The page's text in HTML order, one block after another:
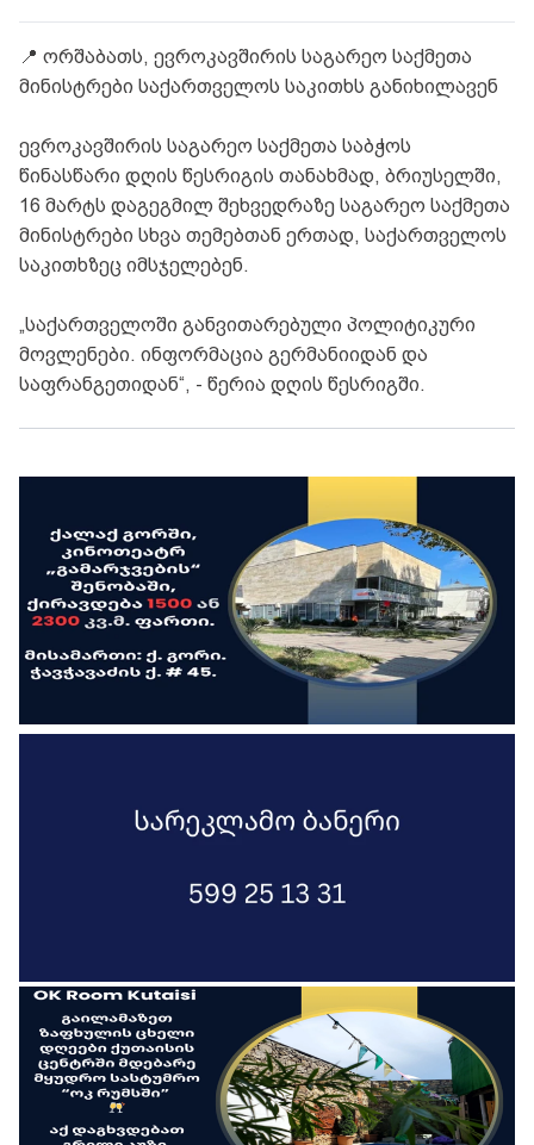
📍 ორშაბათს, ევროკავშირის საგარეო საქმეთა
მინისტრები საქართველოს საკითხს განიხილავენ
ევროკავშირის საგარეო საქმეთა საბჭოს
წინასწარი დღის წესრიგის თანახმად, ბრიუსელში,
16 მარტს დაგეგმილ შეხვედრაზე საგარეო საქმეთა
მინისტრები სხვა თემებთან ერთად, საქართველოს
საკითხზეც იმსჯელებენ.
„საქართველოში განვითარებული პოლიტიკური
მოვლენები. ინფორმაცია გერმანიიდან და
საფრანგეთიდან“, - წერია დღის წესრიგში.